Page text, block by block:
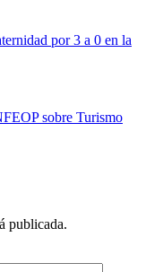
por 3 a 0 en la
sobre Turismo
publicada.